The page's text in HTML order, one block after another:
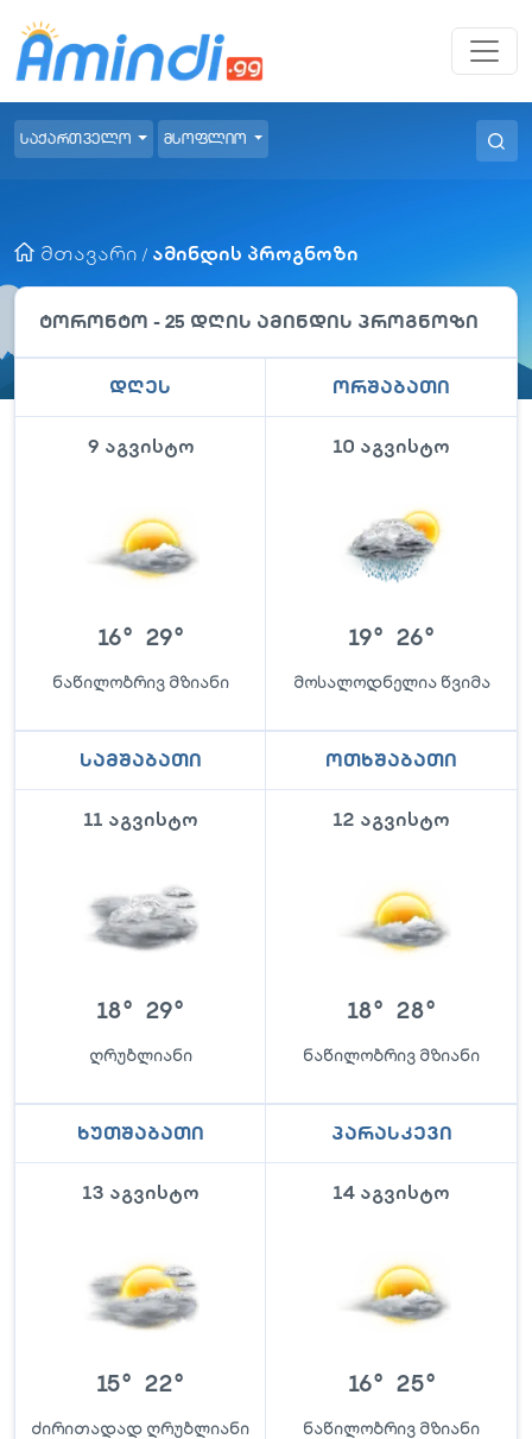
საქართველო მსოფლიო
მთავარი / ამინდის პროგნოზი
ტორონტო - 25 დღის ამინდის პროგნოზი
დღეს
9 აგვისტო
16° 29°
ნაწილობრივ მზიანი
ორშაბათი
10 აგვისტო
19° 26°
მოსალოდნელია წვიმა
სამშაბათი
11 აგვისტო
18° 29°
ღრუბლიანი
ოთხშაბათი
12 აგვისტო
18° 28°
ნაწილობრივ მზიანი
ხუთშაბათი
13 აგვისტო
15° 22°
ძირითადად ღრუბლიანი
პარასკევი
14 აგვისტო
16° 25°
ნაწილობრივ მზიანი